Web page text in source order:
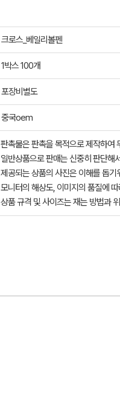
크로스_베일리볼펜
1박스 100개
포장비별도
중국oem
판촉물은 판촉을 목적으로 제작하여
일반상품으로 판매는 신중히 판단해
제공되는 상품의 사진은 이해를 돕
모니터의 해상도, 이미지의 품질에
상품 규격 및 사이즈는 재는 방법과